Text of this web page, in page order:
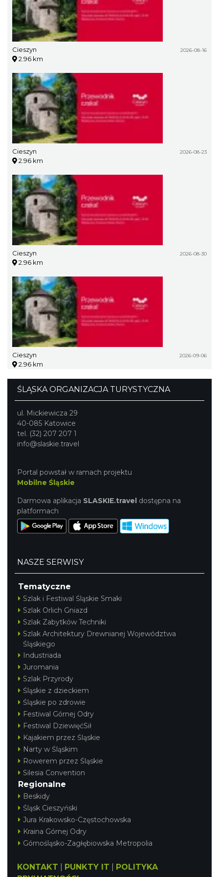
Cieszyn 2026-08-16
2.96 km
Cieszyn 2026-08-23
2.96 km
Cieszyn 2026-08-30
2.96 km
Cieszyn 2026-09-06
2.96 km
ŚLĄSKA ORGANIZACJA TURYSTYCZNA
ul. Mickiewicza 29
40-085 Katowice
tel. (32) 207 207 1
info@slaskie.travel
Portal powstał w ramach projektu
Mobilne Śląskie
Darmowa aplikacja SLASKIE.travel dostępna na
platformach
NASZE SERWISY
Tematyczne
Szlak i Festiwal Śląskie Smaki
Szlak Orlich Gniazd
Szlak Zabytków Techniki
Szlak Architektury Drewnianej Województwa
Śląskiego
Industriada
Juromania
Szlak Przyrody
Śląskie z dzieckiem
Śląskie po zdrowie
Festiwal Górnej Odry
Festiwal DziewięćSił
Kajakiem przez Śląskie
Narty w Śląskim
Rowerem przez Śląskie
Silesia Convention
Regionalne
Beskidy
Śląsk Cieszyński
Jura Krakowsko-Częstochowska
Kraina Górnej Odry
Górnośląsko-Zagłębiowska Metropolia
KONTAKT PUNKTY IT
POLITYKA